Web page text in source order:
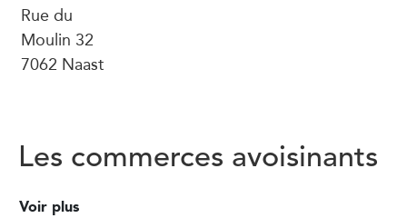
Rue du
Moulin 32
7062 Naast
Les commerces avoisinants
Voir plus